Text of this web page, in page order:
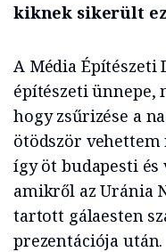
kiknek sikerült
A Média Építészeti
építészeti ünnepe,
hogy zsűrizése a
ötödször
így öt budapesti
amikről az Uránia
tartott gálaesten
prezentációja után.